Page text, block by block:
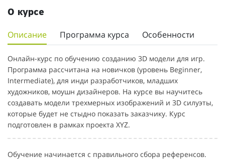
О курсе
Описание Программа курса Особенности
Онлайн-курс по обучению созданию 3D модели для игр.
Программа рассчитана на новичков (уровень Beginner,
Intermediate), для инди разработчиков, младших
художников, моушн дизайнеров. На курсе вы научитесь
создавать модели трехмерных изображений и 3D силуэты,
которые будет не стыдно показать заказчику. Курс
подготовлен в рамках проекта XYZ.
Обучение начинается с правильного сбора референсов.